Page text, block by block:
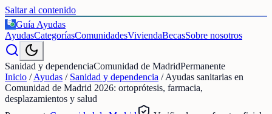
Saltar al contenido
€
Guía Ayudas
AyudasCategoríasComunidadesViviendaBecasSobre nosotros
Sanidad y dependenciaComunidad de MadridPermanente
Inicio /Ayudas / Sanidad y dependencia /Ayudas sanitarias en
Comunidad de Madrid 2026: ortoprótesis, farmacia,
desplazamientos y salud